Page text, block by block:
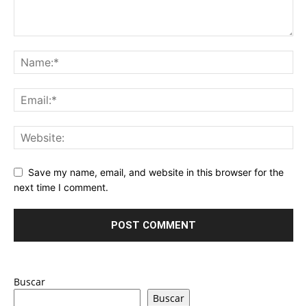
Save my name, email, and website in this browser for the
next time I comment.
Buscar
Buscar